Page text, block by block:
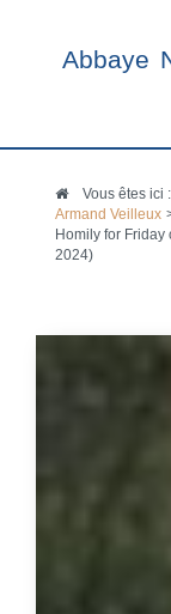
Abbaye
Vous êtes
Armand Veilleux
Homily for Friday
2024)